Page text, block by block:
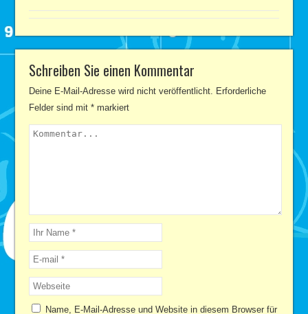
Schreiben Sie einen Kommentar
Deine E-Mail-Adresse wird nicht veröffentlicht. Erforderliche
Felder sind mit* markiert
Name, E-Mail-Adresse und Website in diesem Browser für